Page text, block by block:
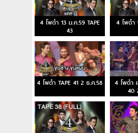
4 โพดำ 13 ม.ค.59 TAPE
43
4 โพดำ
4 โพดำ TAPE 41 2 ธ.ค.58
4 โพดำ
40